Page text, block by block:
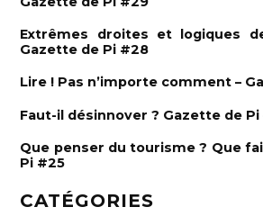
h
r
Extrêmes droites et logiques
Gazette de Pi #28
Lire ! Pas n’importe comment –
Faut-il désinnover ? Gazette de Pi
Que penser du tourisme ? Que
Pi #25
CATÉGORIES